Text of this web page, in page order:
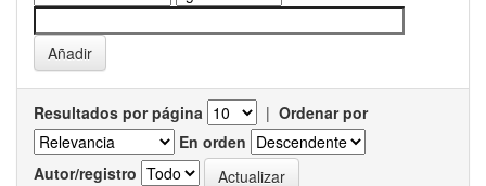
Resultados por página | Ordenar por
En orden
Autor/registro